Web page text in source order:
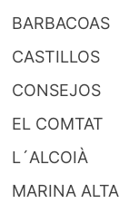
BARBACOAS
CASTILLOS
CONSEJOS
EL COMTAT
L´ALCOIÀ
MARINA ALTA